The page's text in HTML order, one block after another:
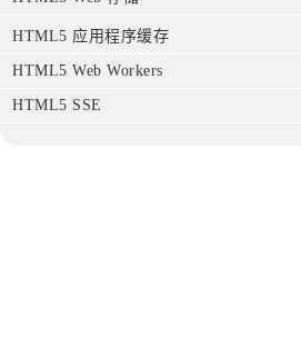
HTML5 应用程序缓存
HTML5 Web Workers
HTML5 SSE